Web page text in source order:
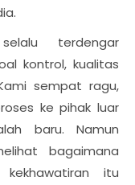
terdengar
kontrol, kualitas
sempat ragu,
ke pihak luar
baru. Namun
bagaimana
itu